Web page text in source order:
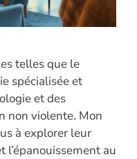
telles que le
spécialisée et
et des
non violente. Mon
à explorer leur
au